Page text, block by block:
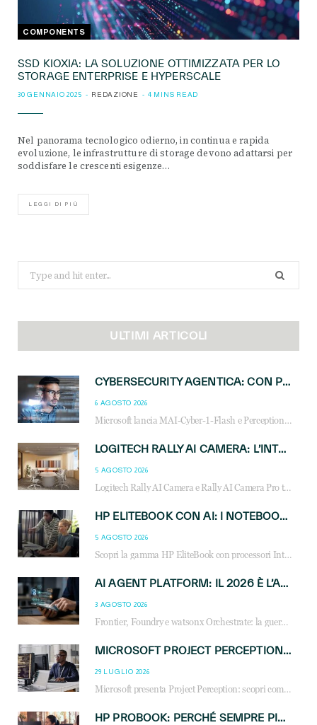
COMPONENTS
SSD KIOXIA: LA SOLUZIONE OTTIMIZZATA PER LO
STORAGE ENTERPRISE E HYPERSCALE
30 GENNAIO 2025 REDAZIONE 4 MINS READ
Nel panorama tecnologico odierno, in continua e rapida
evoluzione, le infrastrutture di storage devono adattarsi per
soddisfare le crescenti esigenze…
LEGGI DI PIÙ
for:
ULTIMI ARTICOLI
CYBERSECURITY AGENTICA: CON PERCEPTION E MAI-CYBER-1-FLASH MICROSOFT APRE NUOVI SERVIZI PER IL CANALE
6 AGOSTO 2026
Microsoft lancia MAI-Cyber-1-Flash e Perception: cybersecurity agentica in preview dal 3 novembre. Cosa cambia per MSP, system integrator e reseller.
LOGITECH RALLY AI CAMERA: L’INTELLIGENZA ARTIFICIALE ENTRA NELLE SALE RIUNIONI DI NUOVA GENERAZIONE
5 AGOSTO 2026
Logitech Rally AI Camera e Rally AI Camera Pro trasformano gli spazi di collaborazione con AI, inquadratura intelligente, multi-camera e gestione avanzata dei meeting ibridi.
HP ELITEBOOK CON AI: I NOTEBOOK BUSINESS INTELLIGENTI CHE TRASFORMANO PRODUTTIVITÀ, SICUREZZA E LAVORO IBRIDO
5 AGOSTO 2026
Scopri la gamma HP EliteBook con processori Intel® Core™ Ultra e AMD Ryzen™ AI. Notebook business progettati per aumentare la produttività, migliorare la collaborazione e garantire sicurezza avanzata in ufficio e in mobilità.
AI AGENT PLATFORM: IL 2026 È L’ANNO DEL «SISTEMA OPERATIVO» PER GLI AGENTI AZIENDALI
3 AGOSTO 2026
Frontier, Foundry e watsonx Orchestrate: la guerra delle piattaforme AI agent ridisegna il mercato IT. Cosa cambia per reseller, MSP e system integrator.
MICROSOFT PROJECT PERCEPTION: COME GLI AGENTI AI CAMBIERANNO SOC, CYBERSECURITY E SERVIZI MSP
29 LUGLIO 2026
Microsoft presenta Project Perception: scopri come gli agenti AI possono trasformare cybersecurity, SOC e servizi gestiti degli MSP.
HP PROBOOK: PERCHÉ SEMPRE PIÙ AZIENDE SCELGONO NOTEBOOK PROGETTATI PER IL LAVORO MODERNO